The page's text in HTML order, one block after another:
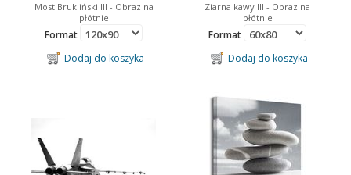
Most Brukliński III - Obraz na
płótnie
Format
Dodaj do koszyka
Ziarna kawy III - Obraz na
płótnie
Format
Dodaj do koszyka